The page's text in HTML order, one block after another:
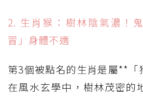
2. 生肖猴：樹林陰氣濃！
冒」身體不適
第3個被點名的生肖是屬**「
在風水玄學中，樹林茂密的